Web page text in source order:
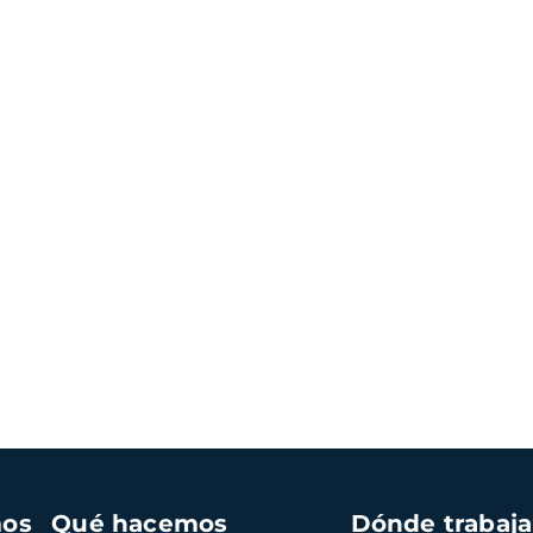
Qué hacemos Dónde